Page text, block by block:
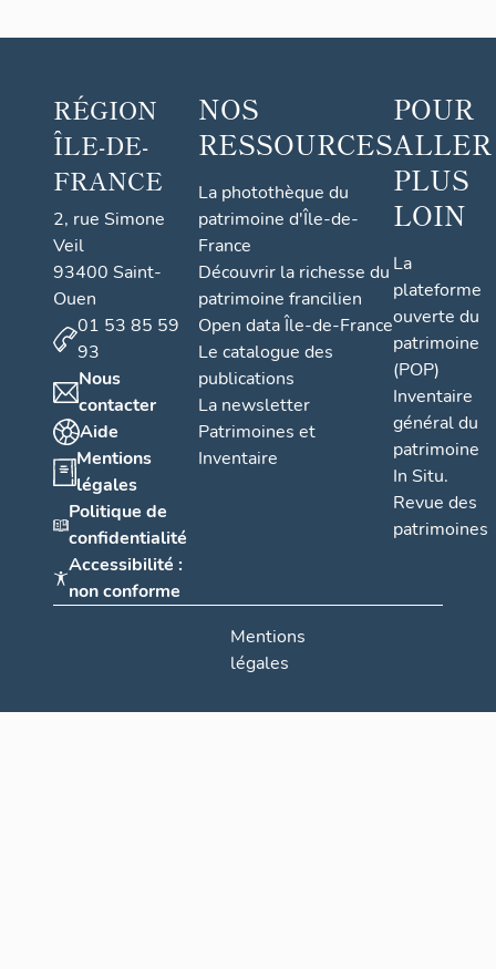
RÉGION
ÎLE-DE-
FRANCE
2, rue Simone
Veil
93400 Saint-
Ouen
01 53 85 59
93
Nous
contacter
Aide
Mentions
légales
Politique de
confidentialité
Accessibilité :
non conforme
NOS
RESSOURCES
La photothèque du
patrimoine d'Île-de-
France
Découvrir la richesse du
patrimoine francilien
Open data Île-de-France
Le catalogue des
publications
La newsletter
Patrimoines et
Inventaire
POUR
ALLER
PLUS
LOIN
La
plateforme
ouverte du
patrimoine
(POP)
Inventaire
général du
patrimoine
In Situ.
Revue des
patrimoines
Mentions
légales